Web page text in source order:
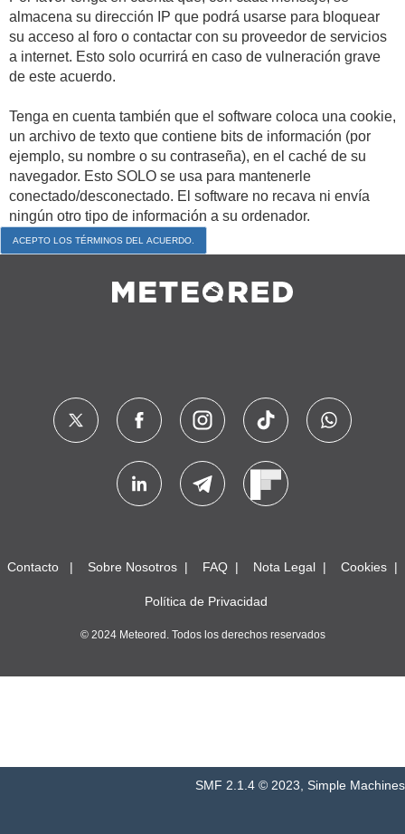
almacena su dirección IP que podrá usarse para bloquear
su acceso al foro o contactar con su proveedor de servicios
a internet. Esto solo ocurrirá en caso de vulneración grave
de este acuerdo.
Tenga en cuenta también que el software coloca una cookie,
un archivo de texto que contiene bits de información (por
ejemplo, su nombre o su contraseña), en el caché de su
navegador. Esto SOLO se usa para mantenerle
conectado/desconectado. El software no recava ni envía
ningún otro tipo de información a su ordenador.
Contacto Sobre Nosotros FAQ Nota Legal Cookies
Política de Privacidad
© 2024 Meteored. Todos los derechos reservados
SMF 2.1.4 © 2023 Simple Machines